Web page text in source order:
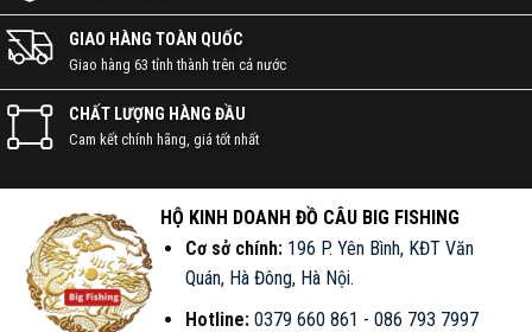
GIAO HÀNG TOÀN QUỐC
Giao hàng 63 tỉnh thành trên cả nước
CHẤT LƯỢNG HÀNG ĐẦU
Cam kết chính hãng, giá tốt nhất
HỘ KINH DOANH ĐỒ CÂU BIG FISHING
Cơ sở chính: 196 P. Yên Bình, KĐT Văn
Quán, Hà Đông, Hà Nội.
Hotline: 0379 660 861 - 086 793 7997